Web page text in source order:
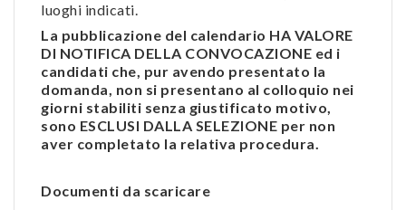
luoghi indicati.
La pubblicazione del calendario HA VALORE
DI NOTIFICA DELLA CONVOCAZIONE ed i
candidati che, pur avendo presentato la
domanda, non si presentano al colloquio nei
giorni stabiliti senza giustificato motivo,
sono ESCLUSI DALLA SELEZIONE per non
aver completato la relativa procedura.
Documenti da scaricare